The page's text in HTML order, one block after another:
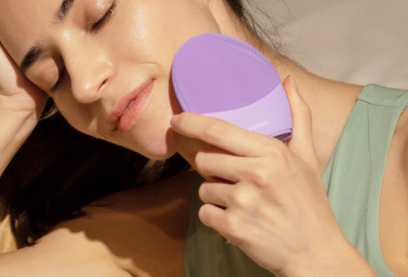
Profil użytkownika
Moje urządzenia
Moje zamówienia
Moje adresy
Moje subskrypcje
NOWOŚĆ
FAQ™ Pure Beauty-Tech Elixir
BREAKING NEWS
issa™ Teeth Whitening Set
Język
English Deutsch
Español
Français
Italiano
Português
Svenska
Русский
Türkçe
简体中文 繁體中文